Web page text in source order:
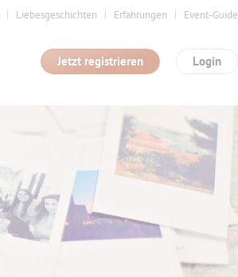
Liebesgeschichten Erfahrungen Event-Guide
Login
Jetzt registrieren